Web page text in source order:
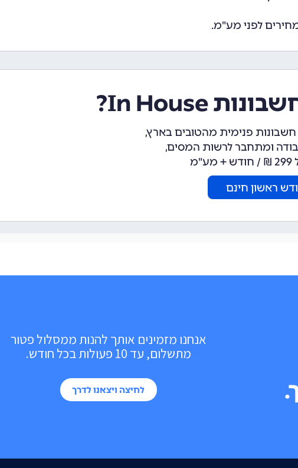
אנחנו מזמינים אותך להנות ממסלול פטור
מתשלום, עד 10 פעולות בכל חודש.
לחיצה ויצאנו לדרך